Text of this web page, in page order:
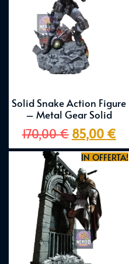
Solid Snake Action Figure
– Metal Gear Solid
170,00€ 85,00 €
IN OFFERTA!